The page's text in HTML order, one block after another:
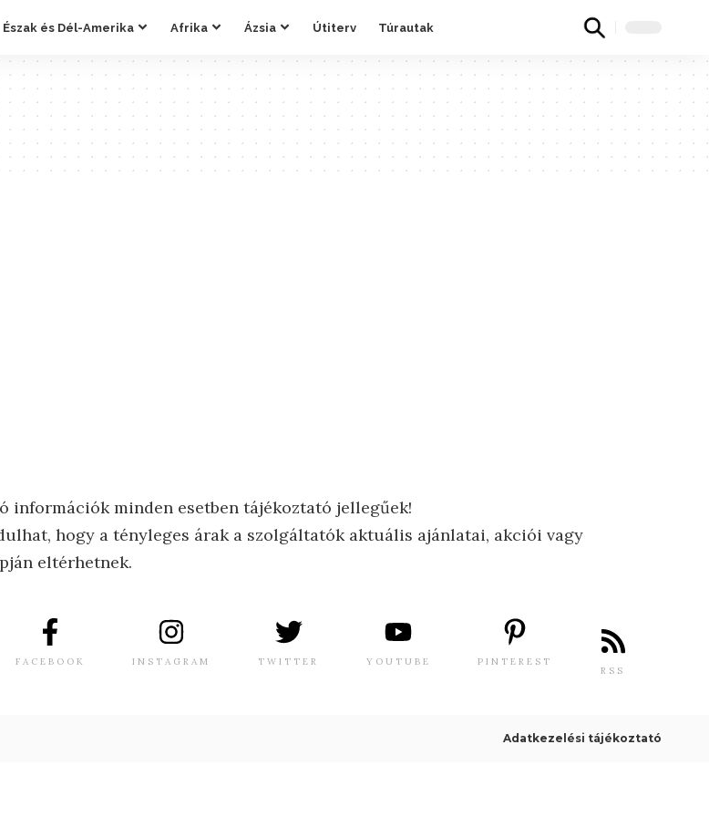
Észak és Dél-Amerika Afrika Ázsia Útiterv Túrautak
információk minden esetben tájékoztató jellegűek!
hogy a tényleges árak a szolgáltatók aktuális ajánlatai, akciói vagy
eltérhetnek.
FACEBOOK INSTAGRAM TWITTER YOUTUBE PINTEREST
RSS
Adatkezelési tájékoztató